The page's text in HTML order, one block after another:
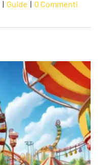
| Guide | 0 Commenti